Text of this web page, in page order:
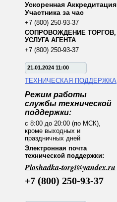
Ускоренная Аккредитация
Участника за час
+7 (800) 250-93-37
СОПРОВОЖДЕНИЕ ТОРГОВ,
УСЛУГА АГЕНТА
+7 (800) 250-93-37
21.01.2024 11:00
ТЕХНИЧЕСКАЯ ПОДДЕРЖКА
Режим работы
службы технической
поддержки:
с 8:00 до 20:00 (по МСК),
кроме выходных и
праздничных дней
Электронная почта
технической поддержки:
Ploshadka-torgi@yandex.ru
+7 (800) 250-93-37